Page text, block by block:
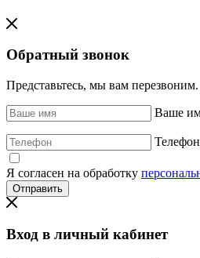
Обратный звонок
Представьтесь, мы вам перезвоним.
Ваше
Телефон
Я согласен на обработку
Вход в личный кабинет